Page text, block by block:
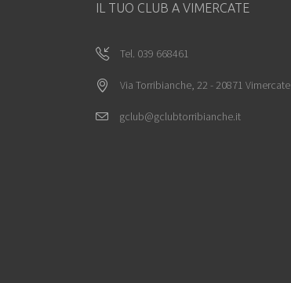
IL TUO CLUB A VIMERCATE
Tel. 039 668461
Via Torribianche, 22 - 20871 Vimercate
gclub@gclubtorribianche.it